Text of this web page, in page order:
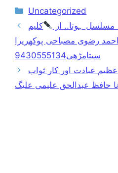
Categories
Uncategorized
مسلسل ہوتا.. از
کلیم
احمد رضوی مصباحی پوکھریرا
سیتامڑھی9430555134
عبادت اور کار ثواب
حافظ عبدالحق علیمی علیگ